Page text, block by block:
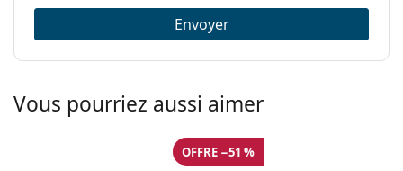
Envoyer
Vous pourriez aussi aimer
OFFRE −51 %